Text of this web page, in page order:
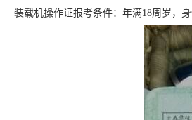
装载机操作证报考条件：年满18周岁，